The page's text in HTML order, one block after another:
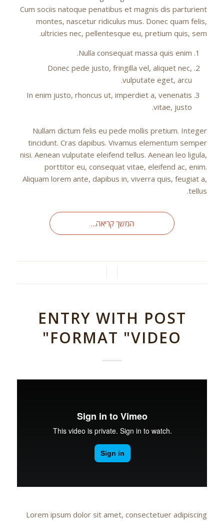
Cum sociis natoque penatibus et magnis dis parturient
montes, nascetur ridiculus mus. Donec quam felis,
ultricies nec, pellentesque eu, pretium quis, sem.
Nulla consequat massa quis enim.
Donec pede justo, fringilla vel, aliquet nec,
vulputate eget, arcu.
In enim justo, rhoncus ut, imperdiet a, venenatis
vitae, justo.
Nullam dictum felis eu pede mollis pretium. Integer
tincidunt. Cras dapibus. Vivamus elementum semper
nisi. Aenean vulputate eleifend tellus. Aenean leo ligula,
porttitor eu, consequat vitae, eleifend ac, enim.
Aliquam lorem ante, dapibus in, viverra quis, feugiat a,
tellus.
המשך קריאה…
ENTRY WITH POST
FORMAT "VIDEO"
Lorem ipsum dolor sit amet, consectetuer adipiscing